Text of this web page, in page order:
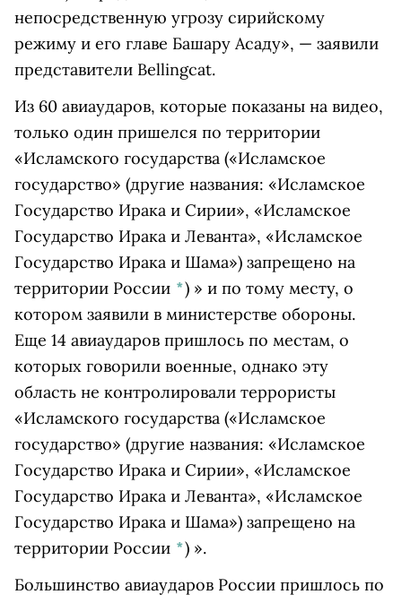
непосредственную угрозу сирийскому
режиму и его главе Башару Асаду», — заявили
представители Bellingcat.
Из 60 авиаударов, которые показаны на видео,
только один пришелся по территории
«Исламского государства («Исламское
государство» (другие названия: «Исламское
Государство Ирака и Сирии», «Исламское
Государство Ирака и Леванта», «Исламское
Государство Ирака и Шама») запрещено на
территории России *) » и по тому месту, о
котором заявили в министерстве обороны.
Еще 14 авиаударов пришлось по местам, о
которых говорили военные, однако эту
область не контролировали террористы
«Исламского государства («Исламское
государство» (другие названия: «Исламское
Государство Ирака и Сирии», «Исламское
Государство Ирака и Леванта», «Исламское
Государство Ирака и Шама») запрещено на
территории России *) ».
Большинство авиаударов России пришлось по